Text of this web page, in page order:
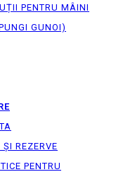
PENTRU MÂINI
GUNOI)
REZERVE
PENTRU